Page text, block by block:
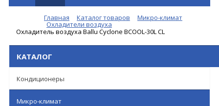
Главная Каталог товаров Микро-климат
Охладители воздуха
Охладитель воздуха Ballu Cyclone BCOOL-30L CL
КАТАЛОГ
Кондиционеры
Микро-климат